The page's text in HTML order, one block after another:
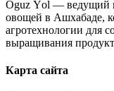
Oguz Ýol — ведущий
овощей в Ашхабаде,
агротехнологии для
выращивания
Карта сайта